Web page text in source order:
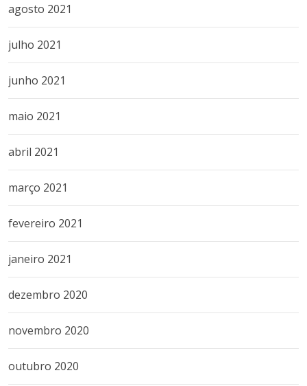
agosto 2021
julho 2021
junho 2021
maio 2021
abril 2021
março 2021
fevereiro 2021
janeiro 2021
dezembro 2020
novembro 2020
outubro 2020